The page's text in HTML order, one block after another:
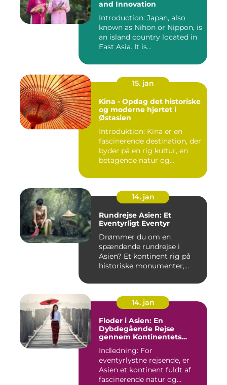
and Innovation
Introduction: Japan, also
known as Nihon or Nippon, is
an island country located in
East Asia. It is...
15. jan
Kina - Opdag det historiske
og moderne hjertet i
Østasien
Introduktion: Kina er en
fascinerende destination, der
byder på en rig kultur, en
betagende natur og...
14. jan
Rundrejse Asien: Et
Eventyrligt Eventyr
Drømmer du om en
spændende rundrejse i
Asien? Et kontinent rig på
historiske monumenter,
14. jan
Floder i Asien: En
Dybdegående Rejse
gennem Kontinentets
Indledning: For
eventyrlystne rejsende, er
Asien et kontinent fuldt af
fascinerende natur og